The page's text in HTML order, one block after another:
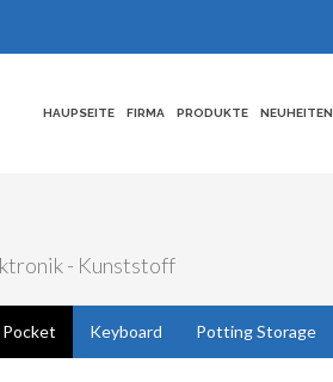
HAUPSEITE FIRMA PRODUKTE NEUHEITEN
- Kunststoff
Pocket Keyboard Potting Storage